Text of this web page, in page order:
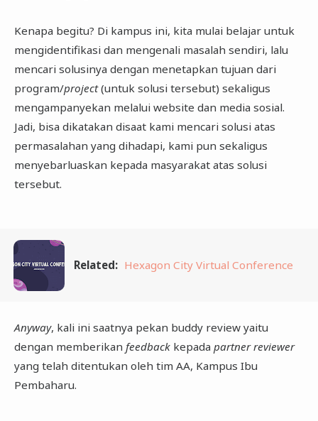
Kenapa begitu? Di kampus ini, kita mulai belajar untuk
mengidentifikasi dan mengenali masalah sendiri, lalu
mencari solusinya dengan menetapkan tujuan dari
program/project(untuk solusi tersebut) sekaligus
mengampanyekan melalui website dan media sosial.
Jadi, bisa dikatakan disaat kami mencari solusi atas
permasalahan yang dihadapi, kami pun sekaligus
menyebarluaskan kepada masyarakat atas solusi
tersebut.
Related: Hexagon City Virtual Conference
Anyway, kali ini saatnya pekan buddy review yaitu
dengan memberikan feedback kepada partner reviewer
yang telah ditentukan oleh tim AA, Kampus Ibu
Pembaharu.